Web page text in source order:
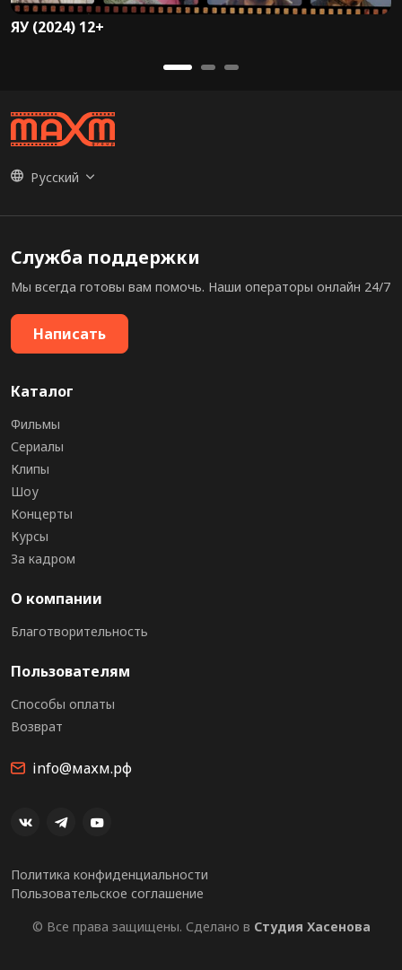
ЯУ (2024) 12+
Русский
Служба поддержки
Мы всегда готовы вам помочь. Наши операторы онлайн 24/7
Написать
Каталог
Фильмы
Сериалы
Клипы
Шоу
Концерты
Курсы
За кадром
О компании
Благотворительность
Пользователям
Способы оплаты
Возврат
info@махм.рф
Политика конфиденциальности
Пользовательское соглашение
© Все права защищены. Сделано в Студия Хасенова